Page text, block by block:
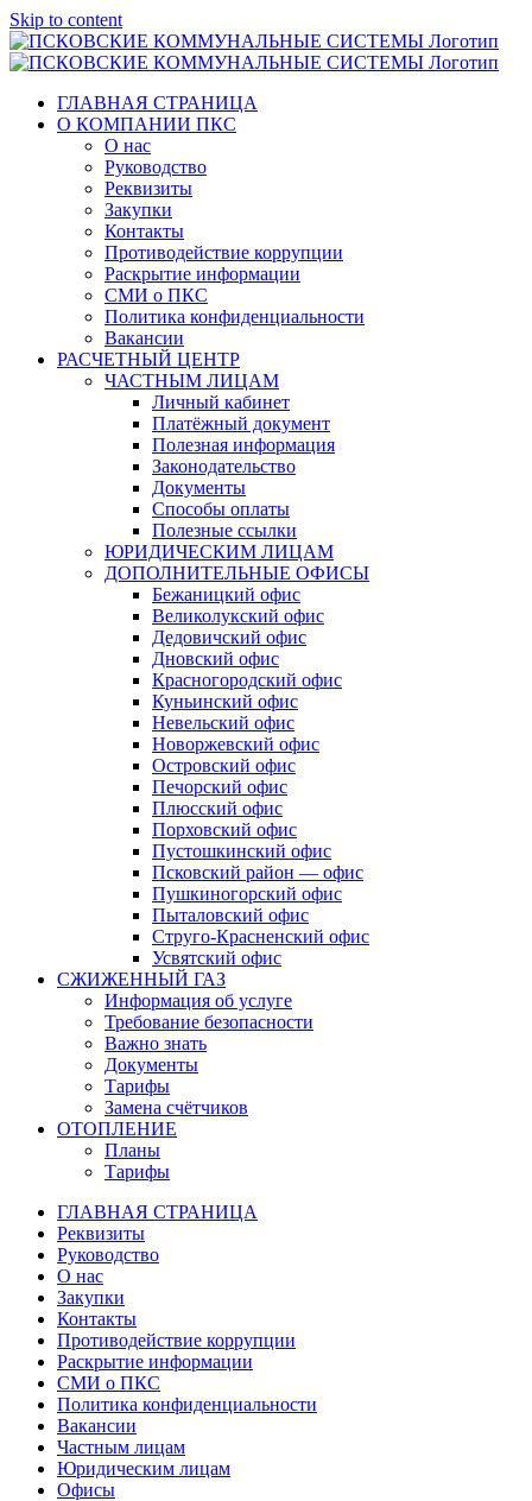
Skip to content
ГЛАВНАЯ СТРАНИЦА
О КОМПАНИИ ПКС
О нас
Руководство
Реквизиты
Закупки
Контакты
Противодействие коррупции
Раскрытие информации
СМИ о ПКС
Политика конфиденциальности
Вакансии
РАСЧЕТНЫЙ ЦЕНТР
ЧАСТНЫМ ЛИЦАМ
Личный кабинет
Платёжный документ
Полезная информация
Законодательство
Документы
Способы оплаты
Полезные ссылки
ЮРИДИЧЕСКИМ ЛИЦАМ
ДОПОЛНИТЕЛЬНЫЕ ОФИСЫ
Бежаницкий офис
Великолукский офис
Дедовичский офис
Дновский офис
Красногородский офис
Куньинский офис
Невельский офис
Новоржевский офис
Островский офис
Печорский офис
Плюсский офис
Порховский офис
Пустошкинский офис
Псковский район — офис
Пушкиногорский офис
Пыталовский офис
Струго-Красненский офис
Усвятский офис
СЖИЖЕННЫЙ ГАЗ
Информация об услуге
Требование безопасности
Важно знать
Документы
Тарифы
Замена счётчиков
ОТОПЛЕНИЕ
Планы
Тарифы
ГЛАВНАЯ СТРАНИЦА
Реквизиты
Руководство
О нас
Закупки
Контакты
Противодействие коррупции
Раскрытие информации
СМИ о ПКС
Политика конфиденциальности
Вакансии
Частным лицам
Юридическим лицам
Офисы